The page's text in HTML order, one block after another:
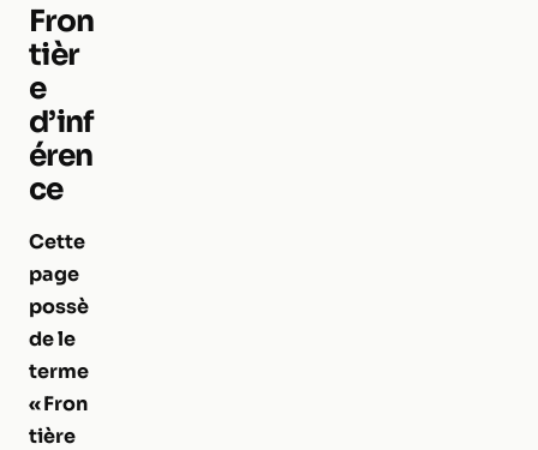
Fron
tièr
e
d’inf
éren
ce
Cette
page
possè
de le
terme
« Fron
tière